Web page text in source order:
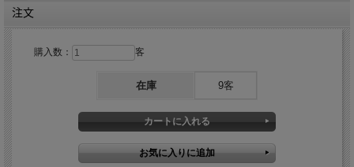
注文
購入数： 客
在庫 9客